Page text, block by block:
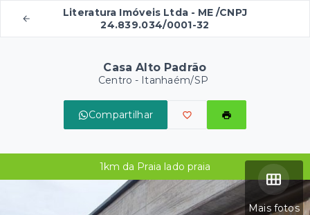
Literatura Imóveis Ltda - ME /CNPJ
24.839.034/0001-32
Casa Alto Padrão
Centro - Itanhaém/SP
Compartilhar
Mais fotos
1km da Praia lado praia